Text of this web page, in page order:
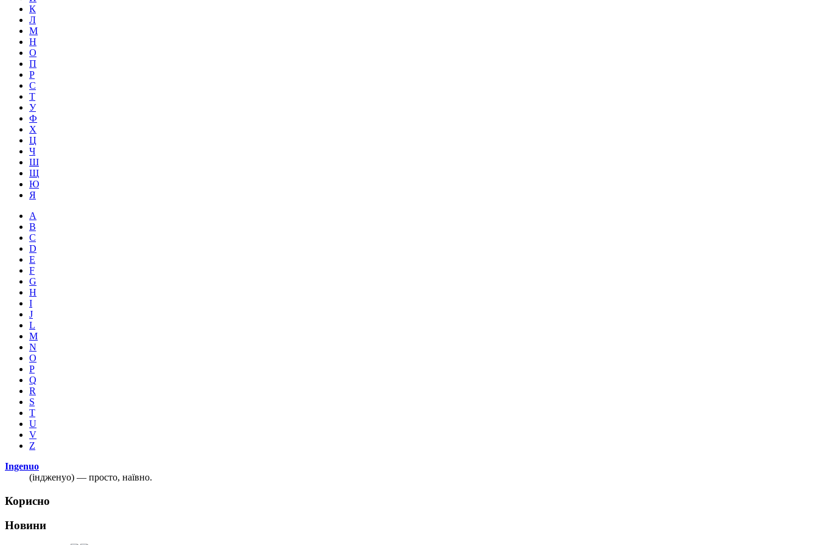
К
Л
М
Н
О
П
Р
С
Т
У
Ф
Х
Ц
Ч
Ш
Щ
Ю
Я
A
B
C
D
E
F
G
H
I
J
L
M
N
O
P
Q
R
S
T
U
V
Z
Ingenuo
(індженуо) — просто, наївно.
Корисно
Новини